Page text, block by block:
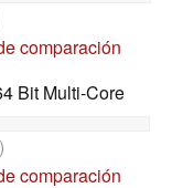
comparación
Bit Multi-Core
comparación